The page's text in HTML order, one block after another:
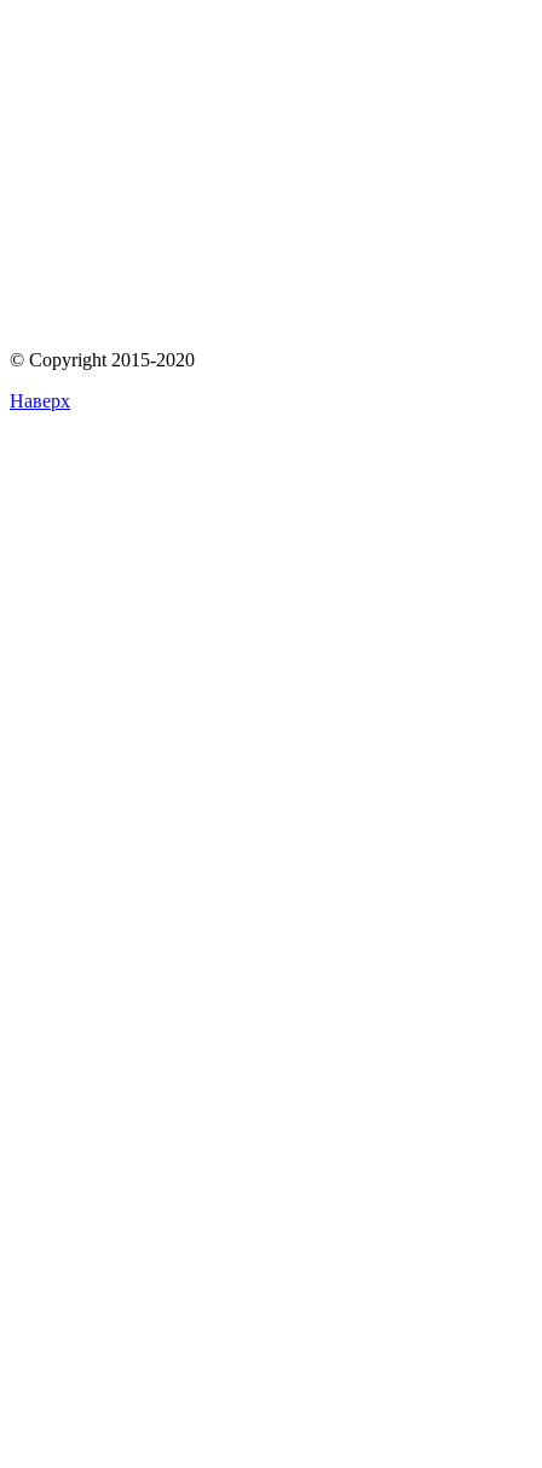
© Copyright 2015-2020
Наверх